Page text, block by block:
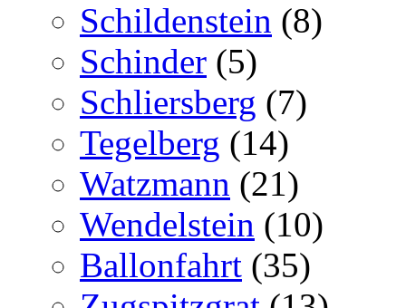
Schildenstein (8)
Schinder (5)
Schliersberg (7)
Tegelberg (14)
Watzmann (21)
Wendelstein (10)
Ballonfahrt (35)